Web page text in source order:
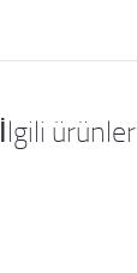
İlgili ürünler